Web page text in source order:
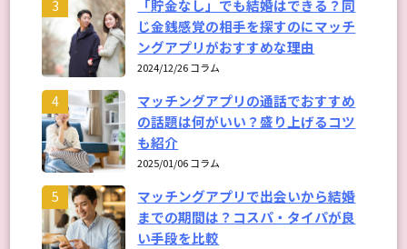
3
「貯金なし」でも結婚はできる？同
じ金銭感覚の相手を探すのにマッチ
ングアプリがおすすめな理由
2024/12/26 コラム
4
マッチングアプリの通話でおすすめ
の話題は何がいい？盛り上げるコツ
も紹介
2025/01/06 コラム
5
マッチングアプリで出会いから結婚
までの期間は？コスパ・タイパが良
い手段を比較